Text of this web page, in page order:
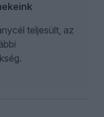
teljesült, az